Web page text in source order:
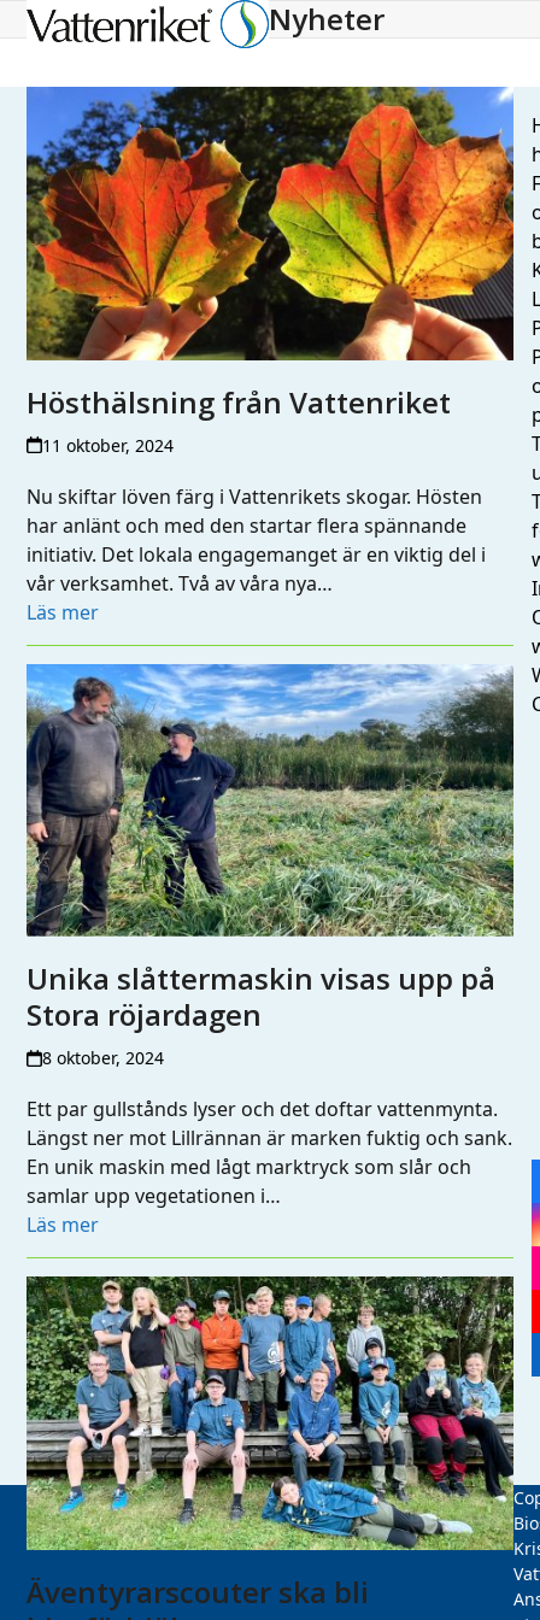
Open
menu
Close
menu
Nyheter
Hösthälsning från Vattenriket
11 oktober, 2024
Nu skiftar löven färg i Vattenrikets skogar. Hösten
har anlänt och med den startar flera spännande
initiativ. Det lokala engagemanget är en viktig del i
vår verksamhet. Två av våra nya…
Läs mer
Unika slåttermaskin visas upp på
Stora röjardagen
8 oktober, 2024
Ett par gullstånds lyser och det doftar vattenmynta.
Längst ner mot Lillrännan är marken fuktig och sank.
En unik maskin med lågt marktryck som slår och
samlar upp vegetationen i…
Läs mer
Äventyrarscouter ska bli